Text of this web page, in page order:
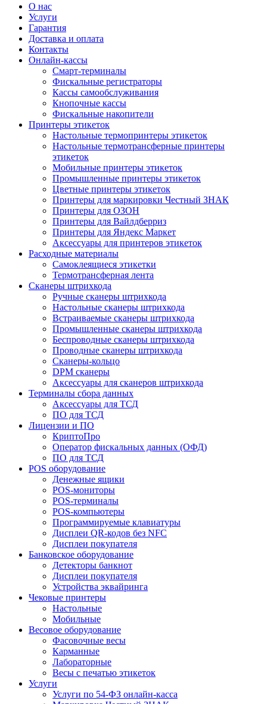
О нас
Услуги
Гарантия
Доставка и оплата
Контакты
Онлайн-кассы
Смарт-терминалы
Фискальные регистраторы
Кассы самообслуживания
Кнопочные кассы
Фискальные накопители
Принтеры этикеток
Настольные термопринтеры этикеток
Настольные термотрансферные принтеры
этикеток
Мобильные принтеры этикеток
Промышленные принтеры этикеток
Цветные принтеры этикеток
Принтеры для маркировки Честный ЗНАК
Принтеры для ОЗОН
Принтеры для Вайлдберриз
Принтеры для Яндекс Маркет
Аксессуары для принтеров этикеток
Расходные материалы
Самоклеящиеся этикетки
Термотрансферная лента
Сканеры штрихкода
Ручные сканеры штрихкода
Настольные сканеры штрихкода
Встраиваемые сканеры штрихкода
Промышленные сканеры штрихкода
Беспроводные сканеры штрихкода
Проводные сканеры штрихкода
Сканеры-кольцо
DPM сканеры
Аксессуары для сканеров штрихкода
Терминалы сбора данных
Аксессуары для ТСД
ПО для ТСД
Лицензии и ПО
КриптоПро
Оператор фискальных данных (ОФД)
ПО для ТСД
POS оборудование
Денежные ящики
POS-мониторы
POS-терминалы
POS-компьютеры
Программируемые клавиатуры
Дисплеи QR-кодов без NFC
Дисплеи покупателя
Банковское оборудование
Детекторы банкнот
Дисплеи покупателя
Устройства эквайринга
Чековые принтеры
Настольные
Мобильные
Весовое оборудование
Фасовочные весы
Карманные
Лабораторные
Весы с печатью этикеток
Услуги
Услуги по 54-ФЗ онлайн-касса